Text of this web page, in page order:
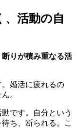
、活動の自
りが積み重なる活
婚活に疲れるの
。
です。自分という
ち、断られる。こ